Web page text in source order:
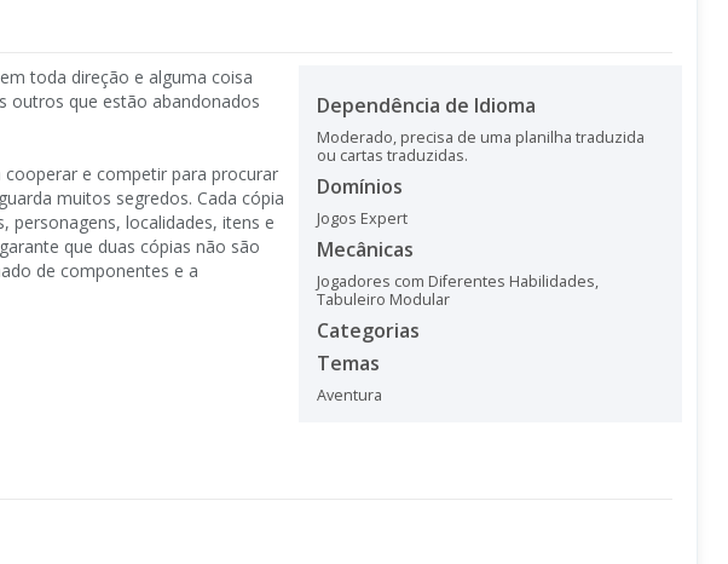
toda direção e alguma coisa
outros que estão abandonados
e competir para procurar
muitos segredos. Cada cópia
personagens, localidades, itens e
que duas cópias não são
de componentes e a
Dependência de Idioma
Moderado, precisa de uma planilha traduzida
ou cartas traduzidas.
Domínios
Jogos Expert
Mecânicas
Jogadores com Diferentes Habilidades,
Tabuleiro Modular
Categorias
Temas
Aventura